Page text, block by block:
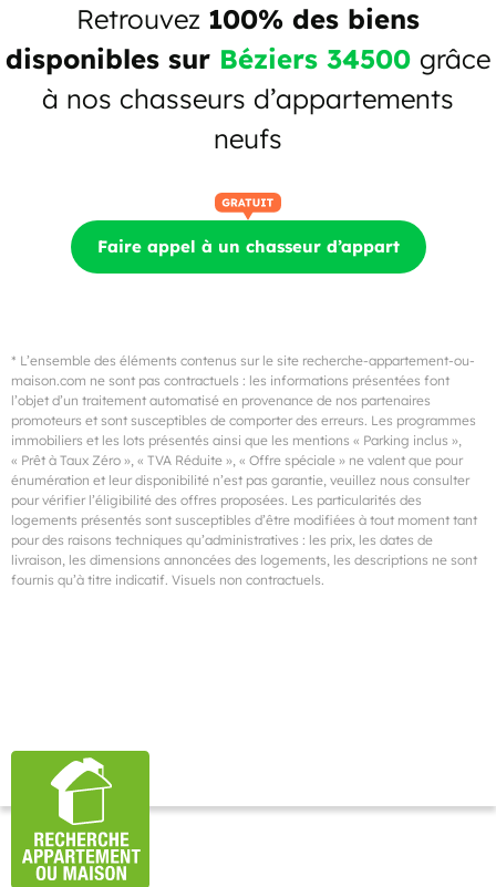
Retrouvez 100% des biens
disponibles sur Béziers 34500 grâce
à nos chasseurs d’appartements
neufs
Faire appel à un chasseur d’appart
* L’ensemble des éléments contenus sur le site recherche-appartement-ou-
maison.com ne sont pas contractuels : les informations présentées font
l’objet d’un traitement automatisé en provenance de nos partenaires
promoteurs et sont susceptibles de comporter des erreurs. Les programmes
immobiliers et les lots présentés ainsi que les mentions « Parking inclus »,
« Prêt à Taux Zéro », « TVA Réduite », « Offre spéciale » ne valent que pour
énumération et leur disponibilité n’est pas garantie, veuillez nous consulter
pour vérifier l’éligibilité des offres proposées. Les particularités des
logements présentés sont susceptibles d’être modifiées à tout moment tant
pour des raisons techniques qu’administratives : les prix, les dates de
livraison, les dimensions annoncées des logements, les descriptions ne sont
fournis qu’à titre indicatif. Visuels non contractuels.